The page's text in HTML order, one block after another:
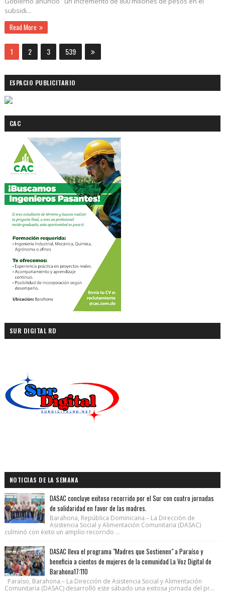
subsidi...
Read More
1 2 3 539
ESPACIO PUBLICITARIO
CAC
SUR DIGITAL RD
NOTICIAS DE LA SEMANA
DASAC concluye exitoso recorrido por el Sur con cuatro jornadas
de solidaridad en favor de las madres.
Barahona, República Dominicana.– La Dirección de
Asistencia Social y Alimentación Comunitaria (DASAC)
culminó con éxito un amplio recorrido ...
DASAC lleva el programa "Madres que Sostienen" a Paraíso y
beneficia a cientos de mujeres de la comunidad La Voz Digital de
Barahona17:110
Paraíso, Barahona.– La Dirección de Asistencia Social y Alimentación
Comunitaria (DASAC) desarrolló este sábado una exitosa jornada del pr...